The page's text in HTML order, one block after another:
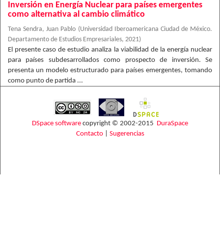
Inversión en Energía Nuclear para países emergentes
como alternativa al cambio climático
Tena Sendra, Juan Pablo (Universidad Iberoamericana Ciudad de México.
Departamento de Estudios Empresariales, 2021)
El presente caso de estudio analiza la viabilidad de la energía nuclear
para países subdesarrollados como prospecto de inversión. Se
presenta un modelo estructurado para países emergentes, tomando
como punto de partida ...
DSpace software copyright © 2002-2015 DuraSpace
Contacto| Sugerencias